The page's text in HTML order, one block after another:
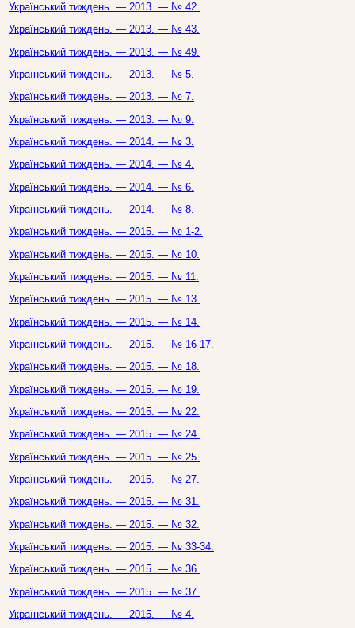
Український тиждень. — 2013. — № 42.
Український тиждень. — 2013. — № 43.
Український тиждень. — 2013. — № 49.
Український тиждень. — 2013. — № 5.
Український тиждень. — 2013. — № 7.
Український тиждень. — 2013. — № 9.
Український тиждень. — 2014. — № 3.
Український тиждень. — 2014. — № 4.
Український тиждень. — 2014. — № 6.
Український тиждень. — 2014. — № 8.
Український тиждень. — 2015. — № 1-2.
Український тиждень. — 2015. — № 10.
Український тиждень. — 2015. — № 11.
Український тиждень. — 2015. — № 13.
Український тиждень. — 2015. — № 14.
Український тиждень. — 2015. — № 16-17.
Український тиждень. — 2015. — № 18.
Український тиждень. — 2015. — № 19.
Український тиждень. — 2015. — № 22.
Український тиждень. — 2015. — № 24.
Український тиждень. — 2015. — № 25.
Український тиждень. — 2015. — № 27.
Український тиждень. — 2015. — № 31.
Український тиждень. — 2015. — № 32.
Український тиждень. — 2015. — № 33-34.
Український тиждень. — 2015. — № 36.
Український тиждень. — 2015. — № 37.
Український тиждень. — 2015. — № 4.